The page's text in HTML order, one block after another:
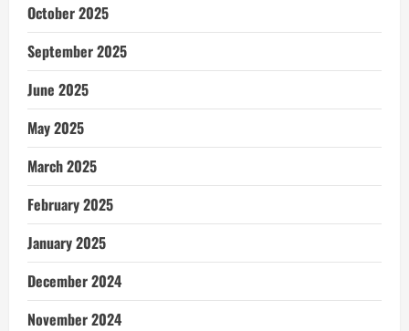
October 2025
September 2025
June 2025
May 2025
March 2025
February 2025
January 2025
December 2024
November 2024